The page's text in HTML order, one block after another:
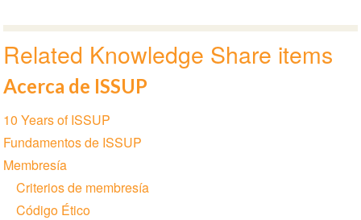
Related Knowledge Share items
Acerca de ISSUP
Section
navigation
10 Years of ISSUP
Fundamentos de ISSUP
Membresía
Criterios de membresía
Código Ético